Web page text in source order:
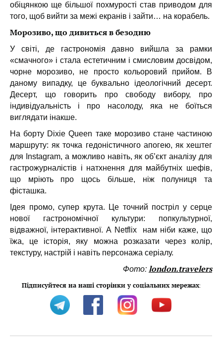
обіцянкою ще більшої похмурості став приводом для
того, щоб вийти за межі екранів і зайти… на корабель.
Морозиво, що дивиться в безодню
У світі, де гастрономія давно вийшла за рамки
«смачного» і стала естетичним і смисловим досвідом,
чорне морозиво, не просто кольоровий прийом. В
даному випадку, це буквально ідеологічний десерт.
Десерт, що говорить про свободу вибору, про
індивідуальність і про насолоду, яка не боїться
виглядати інакше.
На борту Dixie Queen таке морозиво стане частиною
маршруту: як точка гедоністичного апогею, як хештег
для Instagram, а можливо навіть, як об’єкт аналізу для
гастрожурналістів і натхнення для майбутніх шефів,
що мріють про щось більше, ніж полуниця та
фісташка.
Ідея промо, супер крута. Це точний постріл у серце
нової гастрономічної культури: попкультурної,
відважної, інтерактивної. А Netflix нам ніби каже, що
їжа, це історія, яку можна розказати через колір,
текстуру, настрій і навіть персонажа серіалу.
Фото:london.travelers
Підписуйтеся на наші сторінки у соціальних мережах: